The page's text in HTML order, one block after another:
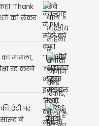
‘Thank
को लेकर
का मामला,
रद्द करने
एंट्री पर
ने